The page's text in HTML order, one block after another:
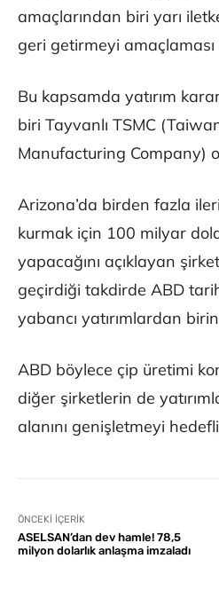
amaçlarından biri yarı
geri getirmeyi amaçlaması
Bu kapsamda yatırım
biri Tayvanlı TSMC
Manufacturing Company)
Arizona’da birden fazla
kurmak için 100 milyar
yapacağını açıklayan
geçirdiği takdirde ABD
yabancı yatırımlardan
ABD böylece çip üretimi
diğer şirketlerin de
alanını genişletmeyi
ÖNCEKI İÇERIK
ASELSAN’dan dev hamle! 78,5
milyon dolarlık anlaşma imzaladı